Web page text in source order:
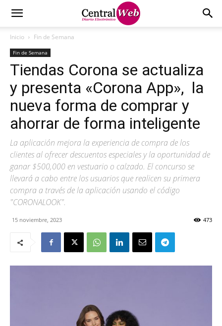
Inicio Fin de Semana
Fin de Semana
Tiendas Corona se actualiza
y presenta «Corona App», la
nueva forma de comprar y
ahorrar de forma inteligente
La aplicación mejora la experiencia de compra de los
clientes al ofrecer descuentos especiales y la oportunidad de
ganar $500,000 en vestuario o calzado. El concurso se
llevará a cabo entre los usuarios que realicen su primera
compra a través de la aplicación usando el código
"CORONALOOK".
15 noviembre, 2023 473